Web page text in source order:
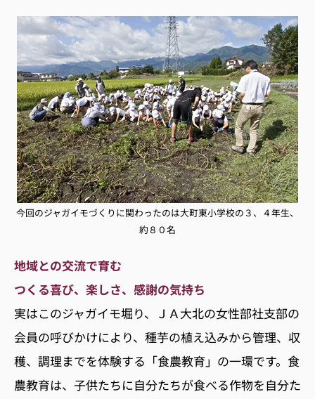
今回のジャガイモづくりに関わったのは大町東小学校の３、４年生、
約８０名
地域との交流で育む
つくる喜び、楽しさ、感謝の気持ち
実はこのジャガイモ堀り、ＪＡ大北の女性部社支部の
会員の呼びかけにより、種芋の植え込みから管理、収
穫、調理までを体験する「食農教育」の一環です。食
農教育は、子供たちに自分たちが食べる作物を自分た